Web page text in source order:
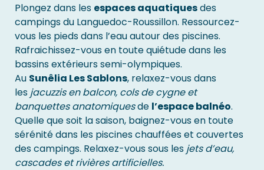
Plongez dans les espaces aquatiquesdes
campings du Languedoc-Roussillon. Ressourcez-
vous les pieds dans l’eau autour des piscines.
Rafraichissez-vous en toute quiétude dans les
bassins extérieurs semi-olympiques.
Au Sunêlia Les Sablons, relaxez-vous dans
lesjacuzzis en balcon, cols de cygne et
banquettes anatomiquesde l’espace balnéo.
Quelle que soit la saison, baignez-vous en toute
sérénité dans les piscines chauffées et couvertes
des campings. Relaxez-vous sous les jets d’eau,
cascades et rivières artificielles.